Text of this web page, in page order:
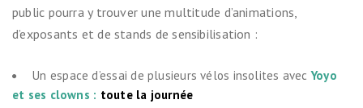
public pourra y trouver une multitude d’animations,
d’exposants et de stands de sensibilisation :
Un espace d’essai de plusieurs vélos insolites avecYoyo
et ses clowns : toute la journée